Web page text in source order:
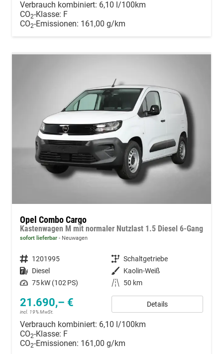
Verbrauch kombiniert: 6,10 l/100km
CO2-Klasse: F
CO2-Emissionen: 161,00 g/km
Opel Combo Cargo
Kastenwagen M mit normaler Nutzlast 1.5 Diesel 6-Gang
sofort lieferbar Neuwagen
Fahrzeugnummer 1201995 Getriebe Schaltgetriebe
Kraftstoff Diesel Außenfarbe Kaolin-Weiß
Leistung 75 kW (102 PS) Kilometerstand 50 km
21.690,– €
incl. 19% MwSt.
Details
Verbrauch kombiniert: 6,10 l/100km
CO2-Klasse: F
CO2-Emissionen: 161,00 g/km